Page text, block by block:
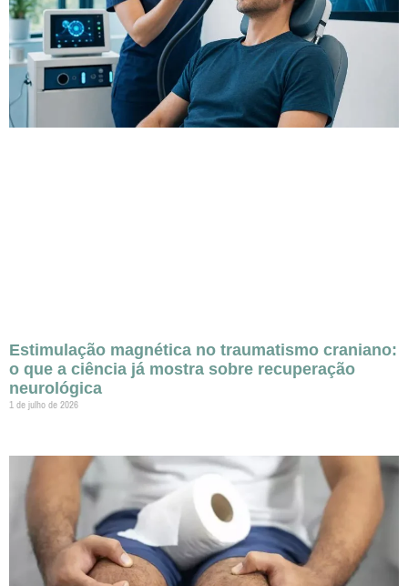
Estimulação magnética no traumatismo craniano:
o que a ciência já mostra sobre recuperação
neurológica
1 de julho de 2026